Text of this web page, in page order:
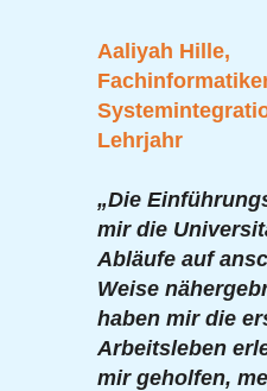
Aaliyah Hille,
Lehrjahr
„Die
mir die
Abläufe auf
Weise
haben mir die
Arbeitsleben
mir geholfen,